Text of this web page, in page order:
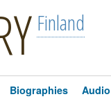
Finland
Biographies Audio